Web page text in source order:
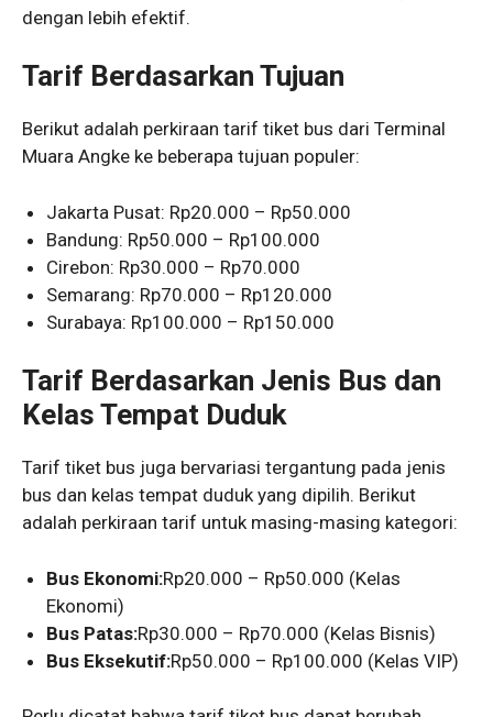
dengan lebih efektif.
Tarif Berdasarkan Tujuan
Berikut adalah perkiraan tarif tiket bus dari Terminal
Muara Angke ke beberapa tujuan populer:
Jakarta Pusat: Rp20.000 – Rp50.000
Bandung: Rp50.000 – Rp100.000
Cirebon: Rp30.000 – Rp70.000
Semarang: Rp70.000 – Rp120.000
Surabaya: Rp100.000 – Rp150.000
Tarif Berdasarkan Jenis Bus dan
Kelas Tempat Duduk
Tarif tiket bus juga bervariasi tergantung pada jenis
bus dan kelas tempat duduk yang dipilih. Berikut
adalah perkiraan tarif untuk masing-masing kategori:
Bus Ekonomi:Rp20.000 – Rp50.000 (Kelas
Ekonomi)
Bus Patas:Rp30.000 – Rp70.000 (Kelas Bisnis)
Bus Eksekutif:Rp50.000 – Rp100.000 (Kelas VIP)